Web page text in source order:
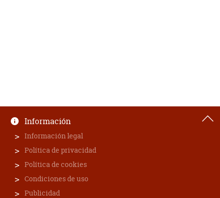
Información
Información legal
Política de privacidad
Política de cookies
Condiciones de uso
Publicidad